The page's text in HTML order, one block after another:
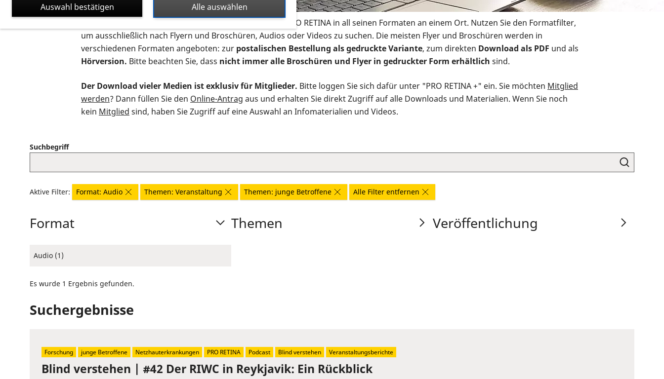
Auf dieser Seite finden Sie sämtliches Infomaterial der PRO RETINA in all seinen Formaten an einem Ort. Nutzen Sie den Formatfilter,
um ausschließlich nach Flyern und Broschüren, Audios oder Videos zu suchen. Die meisten Flyer und Broschüren werden in
verschiedenen Formaten angeboten: zur postalischen Bestellung als gedruckte Variante, zum direkten Download als PDF und als
Hörversion. Bitte beachten Sie, dass nicht immer alle Broschüren und Flyer in gedruckter Form erhältlich sind.
Der Download vieler Medien ist exklusiv für Mitglieder. Bitte loggen Sie sich dafür unter "PRO RETINA +" ein. Sie möchten Mitglied
werden? Dann füllen Sie den Online-Antrag aus und erhalten Sie direkt Zugriff auf alle Downloads und Materialien. Wenn Sie noch
kein Mitglied sind, haben Sie Zugriff auf eine Auswahl an Infomaterialien und Videos.
Suchbegriff
Aktive Filter: Format: Audio Themen: Veranstaltung Themen: junge Betroffene Alle Filter entfernen
Format
Audio (1)
Themen Veröffentlichung
Es wurde 1 Ergebnis gefunden.
Suchergebnisse
Blind verstehen | #42 Der RIWC in Reykjavik: Ein Rückblick
Forschung junge Betroffene Netzhauterkrankungen PRO RETINA Podcast Blind verstehen Veranstaltungsberichte
Alle auswählen
Auswahl bestätigen